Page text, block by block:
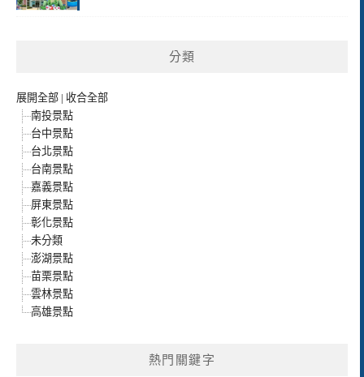
分類
展開全部 | 收合全部
南投景點
台中景點
台北景點
台南景點
嘉義景點
屏東景點
彰化景點
未分類
澎湖景點
苗栗景點
雲林景點
高雄景點
熱門關鍵字